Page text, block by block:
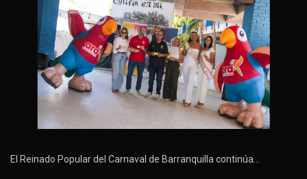
El Reinado Popular del Carnaval de Barranquilla continúa…